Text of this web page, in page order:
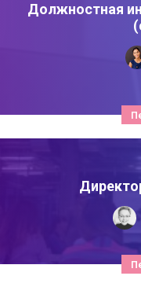
Должностная